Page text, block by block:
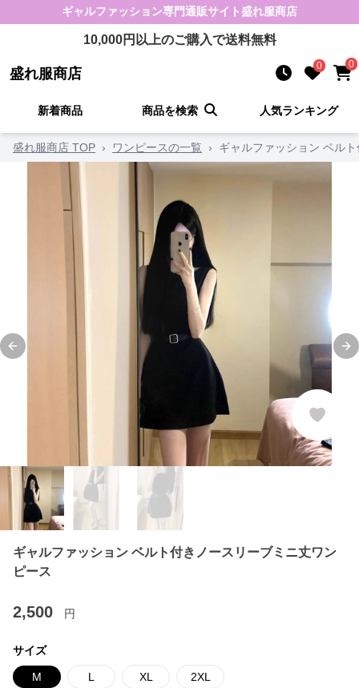
ギャルファッション専門通販サイト盛れ服商店
10,000円以上のご購入で送料無料
盛れ服商店 0 0
新着商品 商品を検索 人気ランキング
盛れ服商店 TOP › ワンピースの一覧 › ギャルファッション ベル
Previous slide
ギャルファッション ベルト付きノースリーブミニ丈ワン
ピース
2,500 円
サイズ
M L XL 2XL